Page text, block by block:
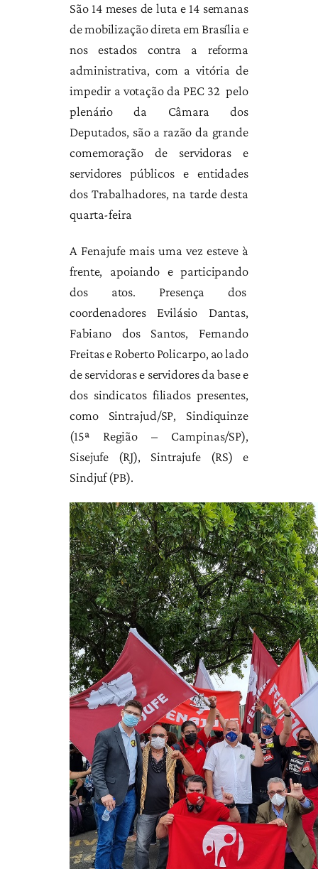
São 14 meses de luta e 14 semanas
de mobilização direta em Brasília e
nos estados contra a reforma
administrativa, com a vitória de
impedir a votação da PEC 32 pelo
plenário da Câmara dos
Deputados, são a razão da grande
comemoração de servidoras e
servidores públicos e entidades
dos Trabalhadores, na tarde desta
quarta-feira
A Fenajufe mais uma vez esteve à
frente, apoiando e participando
dos atos. Presença dos
coordenadores Evilásio Dantas,
Fabiano dos Santos, Fernando
Freitas e Roberto Policarpo, ao lado
de servidoras e servidores da base e
dos sindicatos filiados presentes,
como Sintrajud/SP, Sindiquinze
(15ª Região – Campinas/SP),
Sisejufe (RJ), Sintrajufe (RS) e
Sindjuf (PB).